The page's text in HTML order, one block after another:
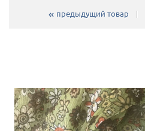
предыдущий товар